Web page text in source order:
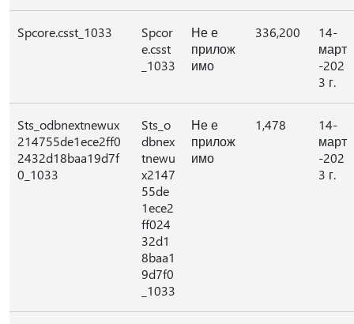
Spcore.csst_1033
Spcor
e.csst
_1033
Не е
прилож
имо
336,200
14-
март
-202
3 г.
Sts_odbnextnewux
214755de1ece2ff0
2432d18baa19d7f
0_1033
Sts_o
dbnex
tnewu
x2147
55de
1ece2
ff024
32d1
8baa1
9d7f0
_1033
Не е
прилож
имо
1,478
14-
март
-202
3 г.